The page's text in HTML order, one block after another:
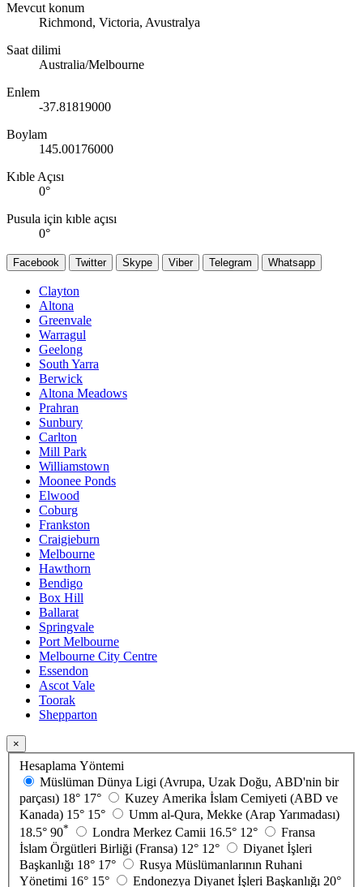
Mevcut konum
Richmond, Victoria, Avustralya
Saat dilimi
Australia/Melbourne
Enlem
-37.81819000
Boylam
145.00176000
Kıble Açısı
0°
Pusula için kıble açısı
0°
Facebook Twitter Skype Viber Telegram Whatsapp
Clayton
Altona
Greenvale
Warragul
Geelong
South Yarra
Berwick
Altona Meadows
Prahran
Sunbury
Carlton
Mill Park
Williamstown
Moonee Ponds
Elwood
Coburg
Frankston
Craigieburn
Melbourne
Hawthorn
Bendigo
Box Hill
Ballarat
Springvale
Port Melbourne
Melbourne City Centre
Essendon
Ascot Vale
Toorak
Shepparton
×
Hesaplama Yöntemi
Müslüman Dünya Ligi (Avrupa, Uzak Doğu, ABD'nin bir
parçası) 18° 17°
Kuzey Amerika İslam Cemiyeti (ABD ve
Kanada) 15° 15°
Umm al-Qura, Mekke (Arap Yarımadası)
18.5° 90* Londra Merkez Camii 16.5° 12°
Fransa
İslam Örgütleri Birliği (Fransa) 12° 12°
Diyanet İşleri
Başkanlığı 18° 17°
Rusya Müslümanlarının Ruhani
Yönetimi 16° 15° Endonezya Diyanet İşleri Başkanlığı 20°